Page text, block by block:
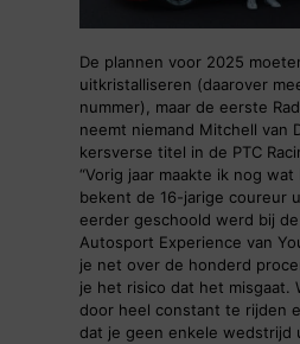
De plannen voor 2025
uitkristalliseren (daarover
nummer), maar de eerste
neemt niemand Mitchell van
kersverse titel in de PTC
“Vorig jaar maakte ik nog
bekent de 16-jarige coureur
eerder geschoold werd bij
Autosport Experience van
je net over de honderd
je het risico dat het misgaat.
door heel constant te rijden
dat je geen enkele wedstrijd